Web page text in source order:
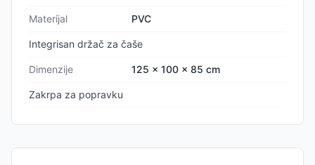
Materijal PVC
Integrisan držač za čaše
Dimenzije 125 x 100 x 85 cm
Zakrpa za popravku